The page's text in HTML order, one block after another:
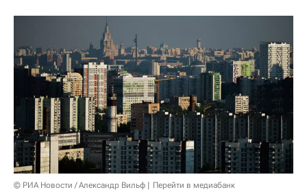
© РИА Новости / Александр Вильф Перейти в медиабанк